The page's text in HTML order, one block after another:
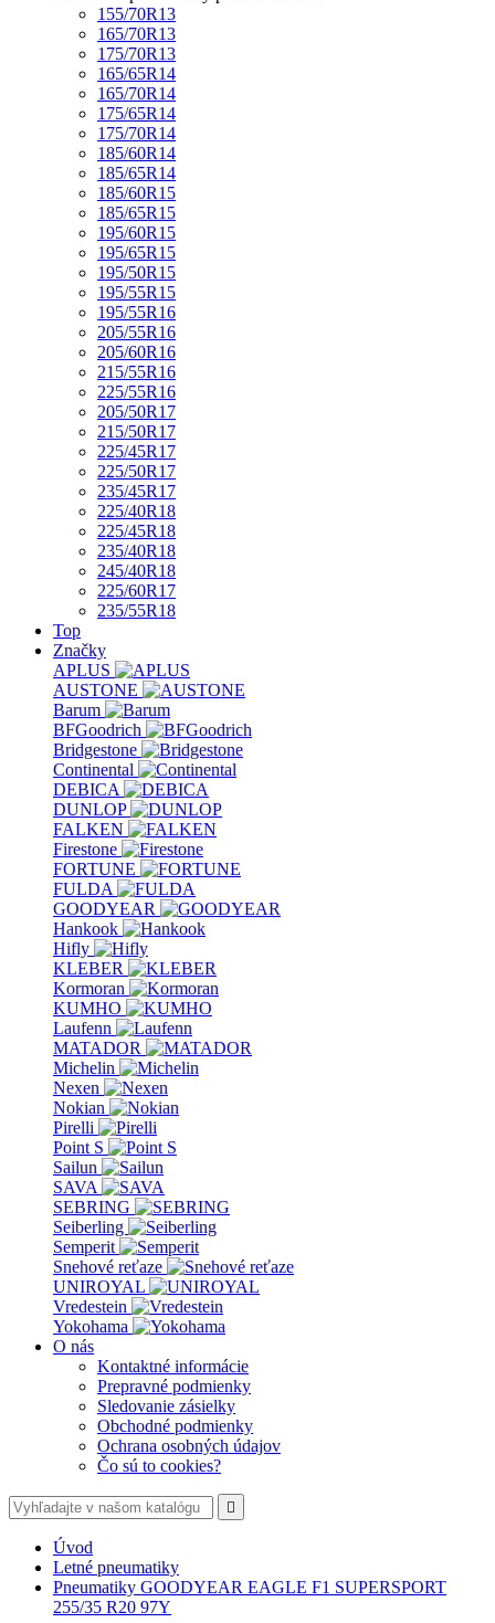
155/70R13
165/70R13
175/70R13
165/65R14
165/70R14
175/65R14
175/70R14
185/60R14
185/65R14
185/60R15
185/65R15
195/60R15
195/65R15
195/50R15
195/55R15
195/55R16
205/55R16
205/60R16
215/55R16
225/55R16
205/50R17
215/50R17
225/45R17
225/50R17
235/45R17
225/40R18
225/45R18
235/40R18
245/40R18
225/60R17
235/55R18
Top
Značky
APLUS
AUSTONE
Barum
BFGoodrich
Bridgestone
Continental
DEBICA
DUNLOP
FALKEN
Firestone
FORTUNE
FULDA
GOODYEAR
Hankook
Hifly
KLEBER
Kormoran
KUMHO
Laufenn
MATADOR
Michelin
Nexen
Nokian
Pirelli
Point S
Sailun
SAVA
SEBRING
Seiberling
Semperit
Snehové reťaze
UNIROYAL
Vredestein
Yokohama
O nás
Kontaktné informácie
Prepravné podmienky
Sledovanie zásielky
Obchodné podmienky
Ochrana osobných údajov
Čo sú to cookies?

Úvod
Letné pneumatiky
Pneumatiky GOODYEAR EAGLE F1 SUPERSPORT
255/35 R20 97Y